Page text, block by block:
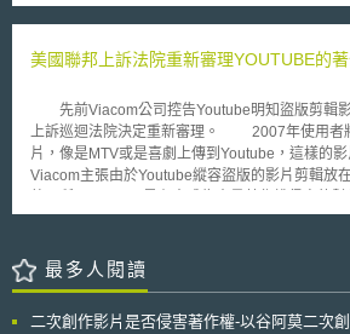
不受非侵害或不當利用的前提下，發展各項配套
此嚇阻不法。 印度目前僅透過普通法及契約
知識及技術。英特爾表示，當印度的資訊科技及
為它們可能沒有足夠的資源，就其研發及創新
表Micheal Froman在雙邊貿易政策論壇中，也向
Sitharaman提出相關議題，但印度政府認為現有
將與美方代表交換法律文件，以便瞭解彼此法律
美國聯邦上訴法院重新審理YOUTUBE的
先前Viacom公司控告Youtube明知盜版剪輯
上訴巡迴法院決定重新審理。 2007年使用者將Viacom電視頻道的影
片，像是MTV或是喜劇上傳到Youtube，這樣的影
Viacom主張由於Youtube縱容盜版的影片剪輯放
償超過一億元的損害。 依據1998年通過的數
者著作權侵害的責任。由於youtube在獲知有侵權
內容移除，所以在2010年地方法院否決了
(reasonable jury)可以發現Youtube實質上知道或
最多人閱讀
二次創作影片是否侵害著作權-以谷阿莫二次